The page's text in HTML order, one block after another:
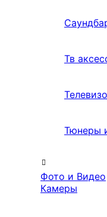
Тв
Тюнеры
Фото и Видео
Камеры